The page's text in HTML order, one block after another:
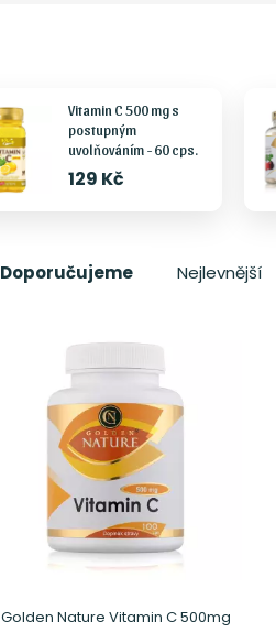
Vitamin C 500 mg s
postupným
uvolňováním - 60 cps.
129 Kč
Doporučujeme Nejlevnější
Golden Nature Vitamin C 500mg